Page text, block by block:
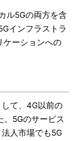
ル5Gの両方を含
インフラストラ
ケーションへの
て、4G以前の
。5Gのサービス
人市場でも5G